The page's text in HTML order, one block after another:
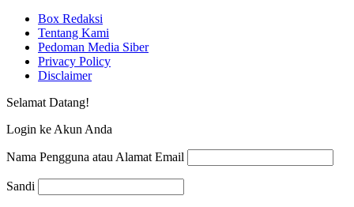
Box Redaksi
Tentang Kami
Pedoman Media Siber
Privacy Policy
Disclaimer
Selamat Datang!
Login ke Akun Anda
Nama Pengguna atau Alamat Email
Sandi